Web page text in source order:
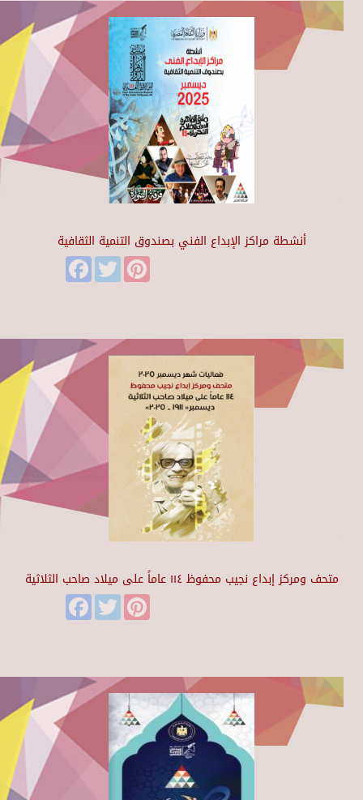
أنشطة مراكز الإبداع الفني بصندوق التنمية الثقافية
FacebookTwitter
متحف ومركز إبداع نجيب محفوظ ١١٤ عاماً على ميلاد صاحب الثلاثية
FacebookTwitter